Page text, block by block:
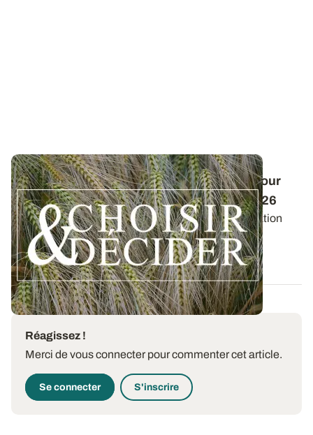
Conduite des orges d'hiver : des guides pour
réussir ses interventions au printemps 2026
Retrouvez les préconisations en matière de fertilisation
azotée et de protection des orges...
12 DÉC. 2025
Réagissez !
Merci de vous connecter pour commenter cet article.
Se connecter S'inscrire